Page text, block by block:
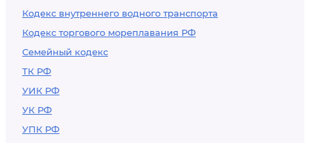
Кодекс внутреннего водного транспорта
Кодекс торгового мореплавания РФ
Семейный кодекс
ТК РФ
УИК РФ
УК РФ
УПК РФ